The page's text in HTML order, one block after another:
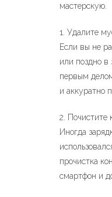
мастерскую.
1. Удалите
Если вы не
или поздно в
первым
и аккуратно
2. Почистите
Иногда
прочистка
смартфон и